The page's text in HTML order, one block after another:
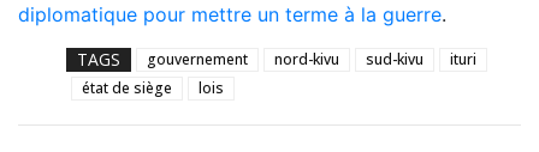
diplomatique pour mettre un terme à la guerre.
TAGS gouvernement nord-kivu sud-kivu
ituri
état de siège
lois